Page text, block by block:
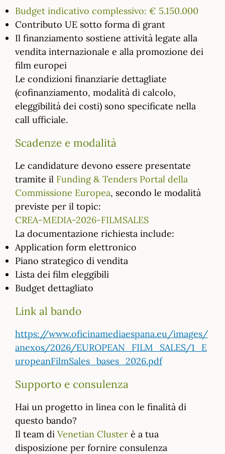
Budget indicativo complessivo: € 5.150.000
Contributo UE sotto forma di grant
Il finanziamento sostiene attività legate alla
vendita internazionale e alla promozione dei
film europei
Le condizioni finanziarie dettagliate
(cofinanziamento, modalità di calcolo,
eleggibilità dei costi) sono specificate nella
call ufficiale.
Scadenze e modalità
Le candidature devono essere presentate
tramite il Funding & Tenders Portal della
Commissione Europea, secondo le modalità
previste per il topic:
CREA-MEDIA-2026-FILMSALES
La documentazione richiesta include:
Application form elettronico
Piano strategico di vendita
Lista dei film eleggibili
Budget dettagliato
Link al bando
https://www.oficinamediaespana.eu/images/
anexos/2026/EUROPEAN_FILM_SALES/1_E
uropeanFilmSales_bases_2026.pdf
Supporto e consulenza
Hai un progetto in linea con le finalità di
questo bando?
Il team di Venetian Cluster è a tua
disposizione per fornire consulenza